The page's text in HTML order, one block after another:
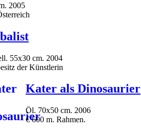
2005
55x30 cm. 2004
der Künstlerin
Kater als Dinosaurier
Öl. 70x50 cm. 2006
€ 600 m. Rahmen.